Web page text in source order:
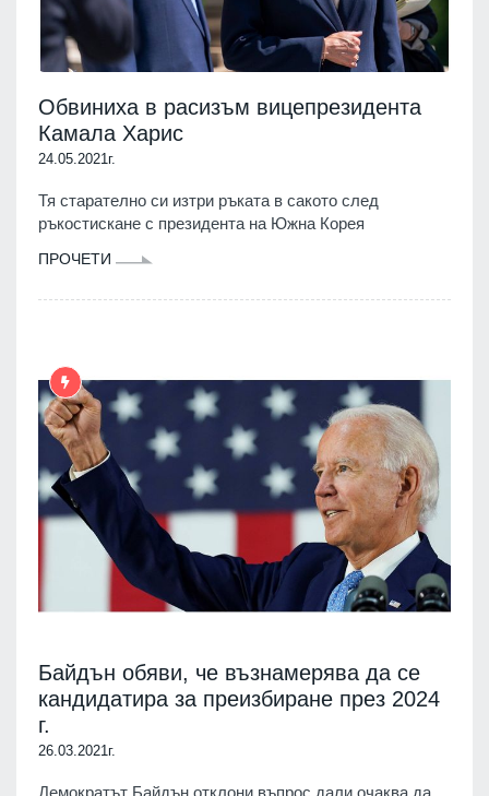
Обвиниха в расизъм вицепрезидента
Камала Харис
24.05.2021г.
Тя старателно си изтри ръката в сакото след
ръкостискане с президента на Южна Корея
ПРОЧЕТИ
Байдън обяви, че възнамерява да се
кандидатира за преизбиране през 2024
г.
26.03.2021г.
Демократът Байдън отклони въпрос дали очаква да